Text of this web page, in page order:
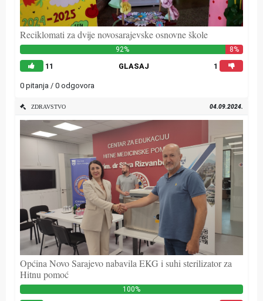
Reciklomati za dvije novosarajevske osnovne škole
92% 8%
11 GLASAJ 1
0 pitanja / 0 odgovora
ZDRAVSTVO 04.09.2024.
Općina Novo Sarajevo nabavila EKG i suhi sterilizator za
Hitnu pomoć
100%